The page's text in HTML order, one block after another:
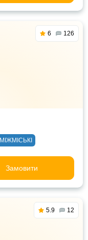
6 126
МІЖМІСЬКІ
Замовити
5.9 12